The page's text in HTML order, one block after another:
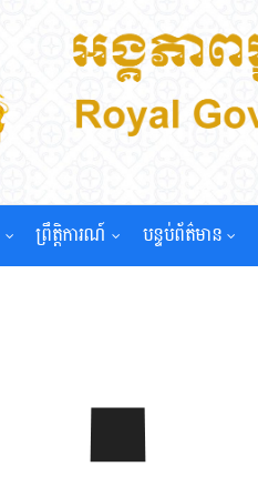
ព្រឹត្តិការណ៍ បន្ទប់ព័ត៌មាន